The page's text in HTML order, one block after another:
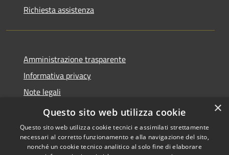
Richiesta assistenza
Amministrazione trasparente
Informativa privacy
Note legali
Dichiarazione di accessibilità
×
Questo sito web utilizza cookie
Questo sito web utilizza cookie tecnici e assimilati strettamente
necessari al corretto funzionamento e alla navigazione del sito,
nonché un cookie tecnico analitico al solo fine di elaborare